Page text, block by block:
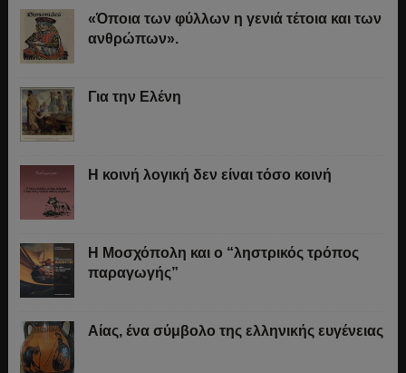
«Όποια των φύλλων η γενιά τέτοια και των
ανθρώπων».
Για την Ελένη
Η κοινή λογική δεν είναι τόσο κοινή
Η Μοσχόπολη και ο “ληστρικός τρόπος
παραγωγής”
Αίας, ένα σύμβολο της ελληνικής ευγένειας